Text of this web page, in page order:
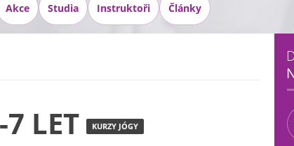
Akce Studia Instruktoři Články
LET KURZY JÓGY